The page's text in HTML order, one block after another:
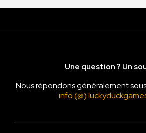
Une question ? Un
Nous répondons généralement sous
info (@)